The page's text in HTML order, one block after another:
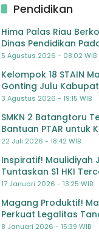
Pendidikan
Hima Palas Riau
Dinas Pendidikan
Pelatihan OSIS SMP
5 Agustus 2026 - 08:02 WIB
Kelompok 18 STAIN
Gonting Julu
3 Agustus 2026 - 19:15 WIB
SMKN 2 Batangtoru
Bantuan PTAR untuk
Pendidikan
22 Juli 2026 - 18:42 WIB
Inspiratif! Maulidiyah
Tuntaskan S1 HKI
17 Januari 2026 - 13:25 WIB
Magang Produktif!
Perkuat Legalitas
8 Januari 2026 - 15:39 WIB